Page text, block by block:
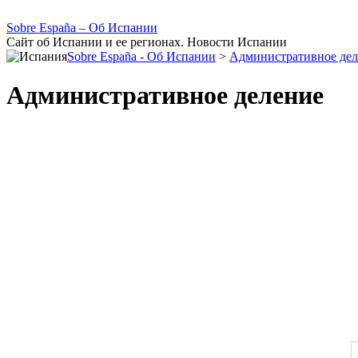
Sobre España – Об Испании
Сайт об Испании и ее регионах. Новости Испании
Sobre España - Об Испании > Административное
Административное деление